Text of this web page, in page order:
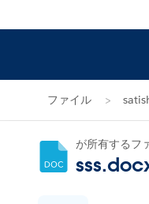
ファイル
が所有するフ